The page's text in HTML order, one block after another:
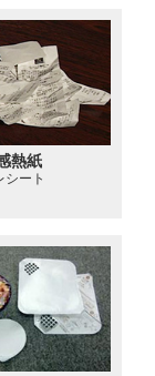
熱紙
シート